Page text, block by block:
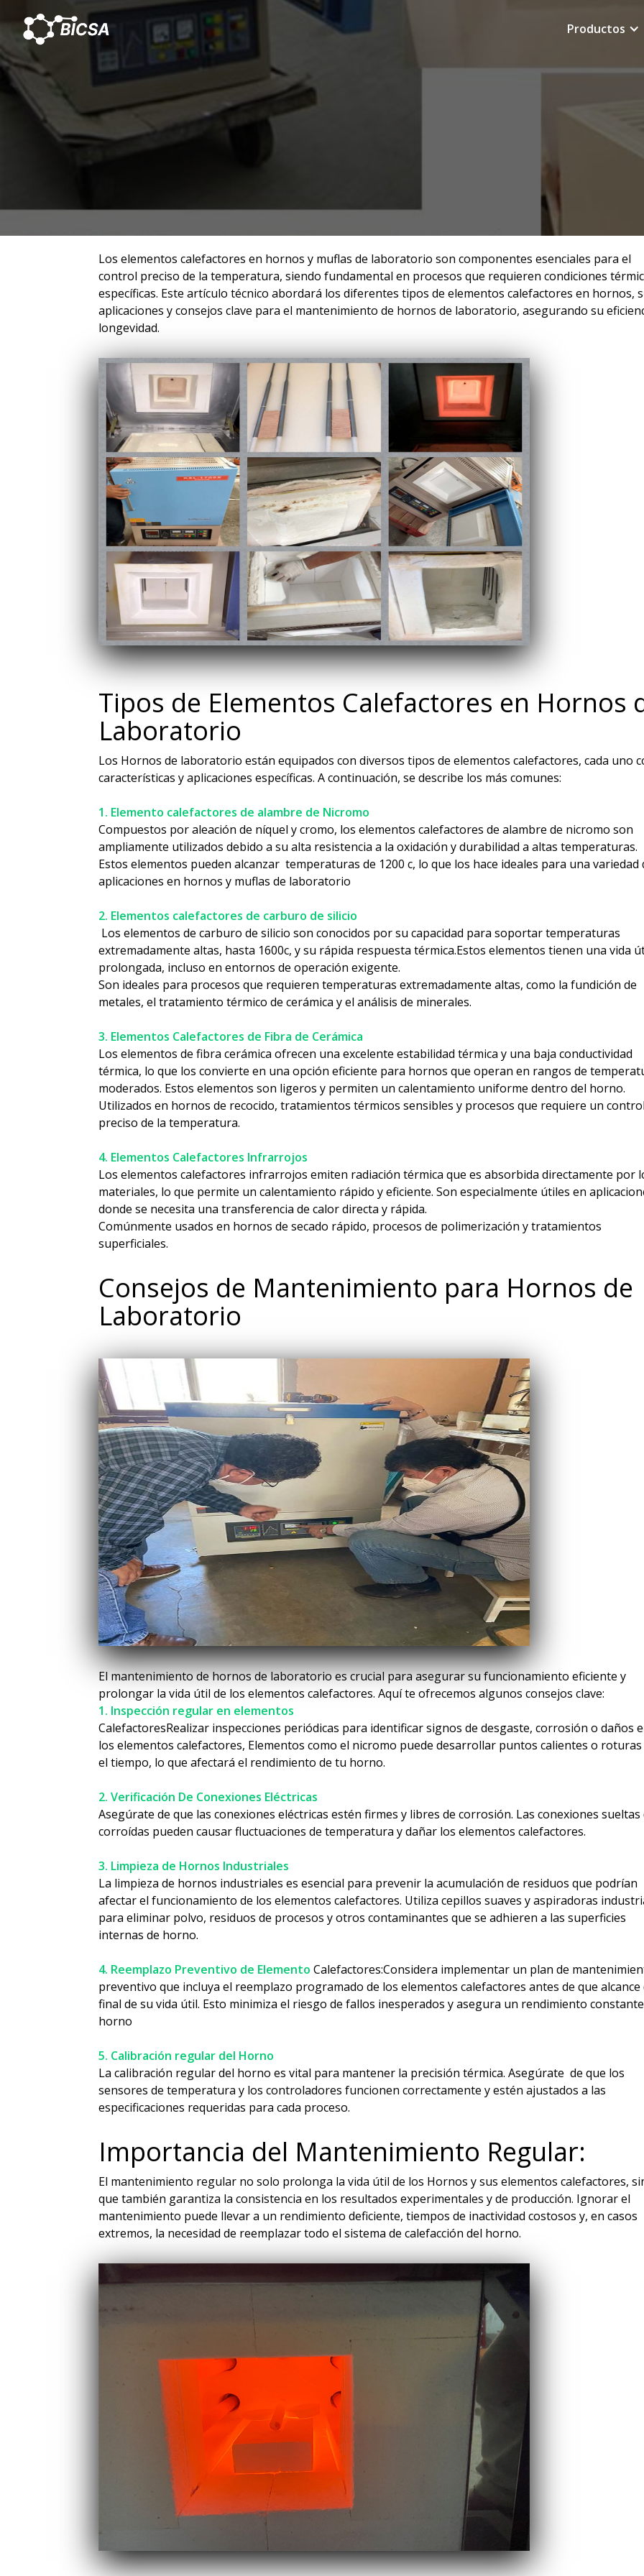
Productos
ELEMENTOS CALEFACTORES EN
LABORATORIO: TIPOS Y CONSEJOS
Los elementos calefactores en hornos y muflas de laboratorio son componentes esenciales para el
control preciso de la temperatura, siendo fundamental en procesos que requieren condiciones
específicas. Este artículo técnico abordará los diferentes tipos de elementos calefactores en hornos,
aplicaciones y consejos clave para el mantenimiento de hornos de laboratorio, asegurando su
longevidad.
Tipos de Elementos Calefactores en Hornos
Laboratorio
Los Hornos de laboratorio están equipados con diversos tipos de elementos calefactores, cada uno
características y aplicaciones específicas. A continuación, se describe los más comunes:
1. Elemento calefactores de alambre de Nicromo
Compuestos por aleación de níquel y cromo, los elementos calefactores de alambre de nicromo son
ampliamente utilizados debido a su alta resistencia a la oxidación y durabilidad a altas temperaturas.
Estos elementos pueden alcanzar temperaturas de 1200 c, lo que los hace ideales para una variedad
aplicaciones en hornos y muflas de laboratorio
2. Elementos calefactores de carburo de silicio
Los elementos de carburo de silicio son conocidos por su capacidad para soportar temperaturas
extremadamente altas, hasta 1600c, y su rápida respuesta térmica.Estos elementos tienen una vida
prolongada, incluso en entornos de operación exigente.
Son ideales para procesos que requieren temperaturas extremadamente altas, como la fundición de
metales, el tratamiento térmico de cerámica y el análisis de minerales.
3. Elementos Calefactores de Fibra de Cerámica
Los elementos de fibra cerámica ofrecen una excelente estabilidad térmica y una baja conductividad
térmica, lo que los convierte en una opción eficiente para hornos que operan en rangos de
moderados. Estos elementos son ligeros y permiten un calentamiento uniforme dentro del horno.
Utilizados en hornos de recocido, tratamientos térmicos sensibles y procesos que requiere un control
preciso de la temperatura.
4. Elementos Calefactores Infrarrojos
Los elementos calefactores infrarrojos emiten radiación térmica que es absorbida directamente por
materiales, lo que permite un calentamiento rápido y eficiente. Son especialmente útiles en
donde se necesita una transferencia de calor directa y rápida.
Comúnmente usados en hornos de secado rápido, procesos de polimerización y tratamientos
superficiales.
Consejos de Mantenimiento para Hornos de
Laboratorio
El mantenimiento de hornos de laboratorio es crucial para asegurar su funcionamiento eficiente y
prolongar la vida útil de los elementos calefactores. Aquí te ofrecemos algunos consejos clave:
1. Inspección regular en elementos
CalefactoresRealizar inspecciones periódicas para identificar signos de desgaste, corrosión o daños
los elementos calefactores, Elementos como el nicromo puede desarrollar puntos calientes o roturas
el tiempo, lo que afectará el rendimiento de tu horno.
2. Verificación De Conexiones Eléctricas
Asegúrate de que las conexiones eléctricas estén firmes y libres de corrosión. Las conexiones sueltas
corroídas pueden causar fluctuaciones de temperatura y dañar los elementos calefactores.
3. Limpieza de Hornos Industriales
La limpieza de hornos industriales es esencial para prevenir la acumulación de residuos que podrían
afectar el funcionamiento de los elementos calefactores. Utiliza cepillos suaves y aspiradoras
para eliminar polvo, residuos de procesos y otros contaminantes que se adhieren a las superficies
internas de horno.
4. Reemplazo Preventivo de Elemento Calefactores:Considera implementar un plan de
preventivo que incluya el reemplazo programado de los elementos calefactores antes de que alcance
final de su vida útil. Esto minimiza el riesgo de fallos inesperados y asegura un rendimiento
horno
5. Calibración regular del Horno
La calibración regular del horno es vital para mantener la precisión térmica. Asegúrate de que los
sensores de temperatura y los controladores funcionen correctamente y estén ajustados a las
especificaciones requeridas para cada proceso.
Importancia del Mantenimiento Regular:
El mantenimiento regular no solo prolonga la vida útil de los Hornos y sus elementos calefactores,
que también garantiza la consistencia en los resultados experimentales y de producción. Ignorar el
mantenimiento puede llevar a un rendimiento deficiente, tiempos de inactividad costosos y, en casos
extremos, la necesidad de reemplazar todo el sistema de calefacción del horno.